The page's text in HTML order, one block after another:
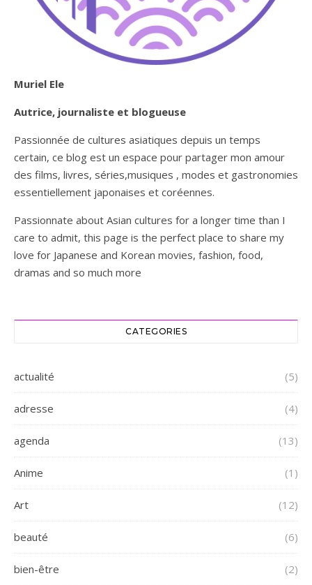
Muriel Ele
Autrice, journaliste et blogueuse
Passionnée de cultures asiatiques depuis un temps
certain, ce blog est un espace pour partager mon amour
des films, livres, séries,musiques , modes et gastronomies
essentiellement japonaises et coréennes.
Passionnate about Asian cultures for a longer time than I
care to admit, this page is the perfect place to share my
love for Japanese and Korean movies, fashion, food,
dramas and so much more
CATEGORIES
actualité (5)
adresse (4)
agenda (13)
Anime (1)
Art (12)
beauté (6)
bien-être (2)